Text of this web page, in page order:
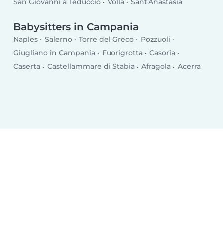
San Giovanni a Teduccio
Volla Sant'Anastasia
Babysitters in Campania
Naples Salerno Torre del Greco
Pozzuoli
Giugliano in Campania
Fuorigrotta
Casoria
Caserta
Castellammare di Stabia Afragola Acerra